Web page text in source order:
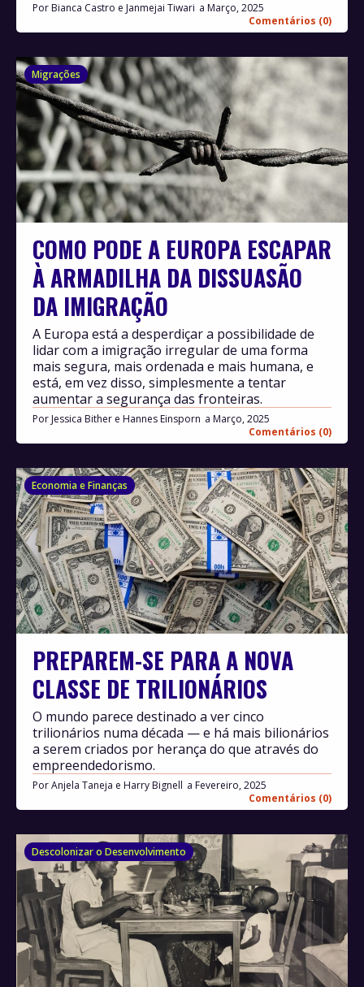
Por Bianca Castro e Janmejai Tiwari
Março, 2025
Comentários (0)
Migrações
COMO PODE A EUROPA ESCAPAR
À ARMADILHA DA DISSUASÃO
DA IMIGRAÇÃO
Por Jessica Bither e Hannes Einsporn
Março, 2025
Comentários (0)
A Europa está a desperdiçar a possibilidade de
lidar com a imigração irregular de uma forma
mais segura, mais ordenada e mais humana, e
está, em vez disso, simplesmente a tentar
aumentar a segurança das fronteiras.
Economia e Finanças
PREPAREM-SE PARA A NOVA
CLASSE DE TRILIONÁRIOS
PorAnjela Taneja e Harry Bignell
Fevereiro, 2025
Comentários (0)
O mundo parece destinado a ver cinco
trilionários numa década — e há mais bilionários
a serem criados por herança do que através do
empreendedorismo.
Descolonizar o Desenvolvimento